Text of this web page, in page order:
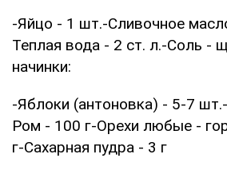
-Яйцо - 1 шт.-Сливочное
Теплая вода - 2 ст. л.-Соль -
начинки:
-Яблоки (антоновка) - 5-7
Ром - 100 г-Орехи любые -
г-Сахарная пудра - 3 г